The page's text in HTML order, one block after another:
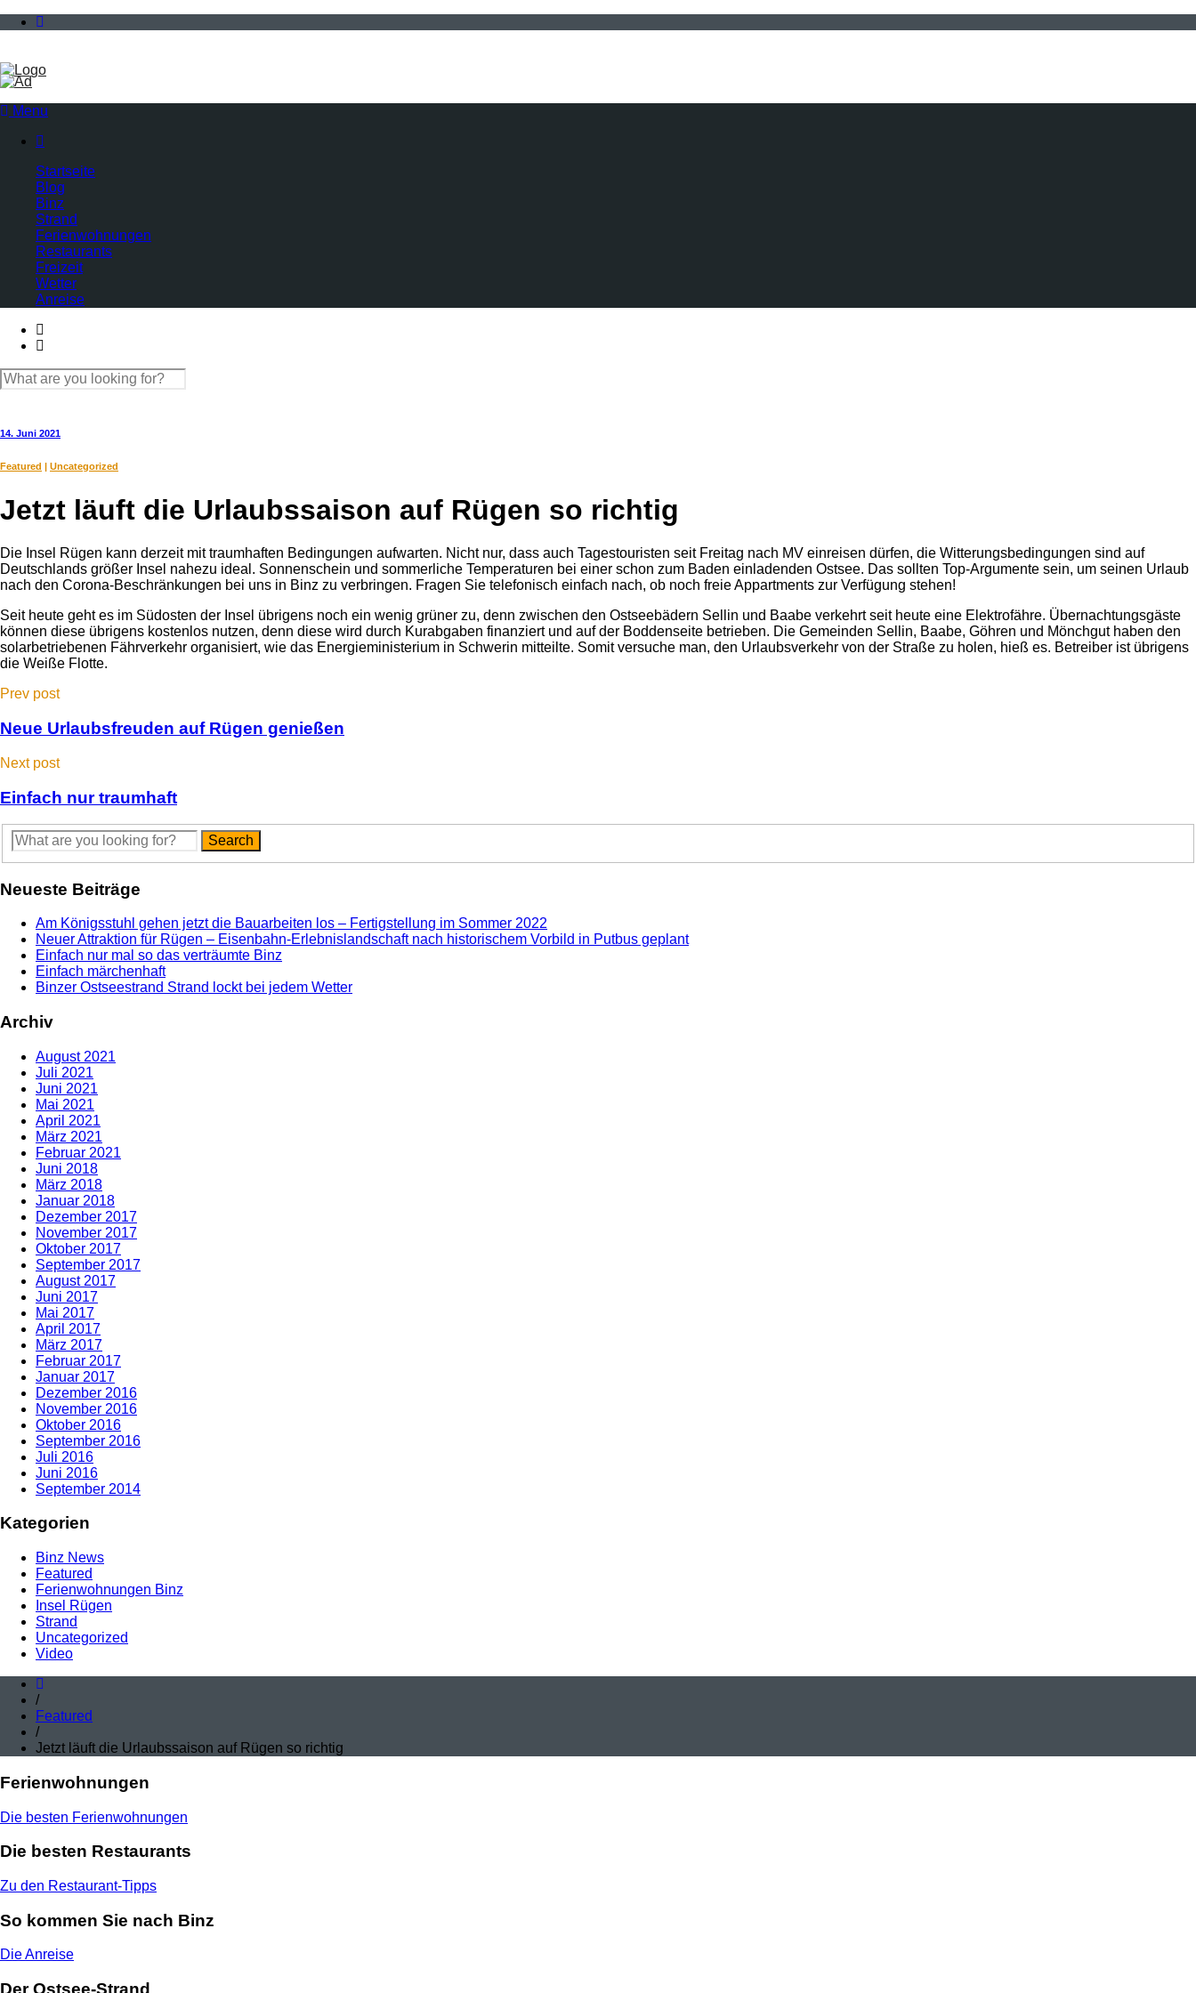
Menu

Startseite
Blog
Binz
Strand
Ferienwohnungen
Restaurants
Freizeit
Wetter
Anreise
14. Juni 2021
Featured | Uncategorized
Jetzt läuft die Urlaubssaison auf Rügen so richtig
Die Insel Rügen kann derzeit mit traumhaften Bedingungen aufwarten. Nicht nur, dass auch Tagestouristen seit Freitag nach MV einreisen dürfen, die Witterungsbedingungen sind auf
Deutschlands größer Insel nahezu ideal. Sonnenschein und sommerliche Temperaturen bei einer schon zum Baden einladenden Ostsee. Das sollten Top-Argumente sein, um seinen Urlaub
nach den Corona-Beschränkungen bei uns in Binz zu verbringen. Fragen Sie telefonisch einfach nach, ob noch freie Appartments zur Verfügung stehen!
Seit heute geht es im Südosten der Insel übrigens noch ein wenig grüner zu, denn zwischen den Ostseebädern Sellin und Baabe verkehrt seit heute eine Elektrofähre. Übernachtungsgäste
können diese übrigens kostenlos nutzen, denn diese wird durch Kurabgaben finanziert und auf der Boddenseite betrieben. Die Gemeinden Sellin, Baabe, Göhren und Mönchgut haben den
solarbetriebenen Fährverkehr organisiert, wie das Energieministerium in Schwerin mitteilte. Somit versuche man, den Urlaubsverkehr von der Straße zu holen, hieß es. Betreiber ist übrigens
die Weiße Flotte.
Prev post
Neue Urlaubsfreuden auf Rügen genießen
Next post
Einfach nur traumhaft
Neueste Beiträge
Am Königsstuhl gehen jetzt die Bauarbeiten los – Fertigstellung im Sommer 2022
Neuer Attraktion für Rügen – Eisenbahn-Erlebnislandschaft nach historischem Vorbild in Putbus geplant
Einfach nur mal so das verträumte Binz
Einfach märchenhaft
Binzer Ostseestrand Strand lockt bei jedem Wetter
Archiv
August 2021
Juli 2021
Juni 2021
Mai 2021
April 2021
März 2021
Februar 2021
Juni 2018
März 2018
Januar 2018
Dezember 2017
November 2017
Oktober 2017
September 2017
August 2017
Juni 2017
Mai 2017
April 2017
März 2017
Februar 2017
Januar 2017
Dezember 2016
November 2016
Oktober 2016
September 2016
Juli 2016
Juni 2016
September 2014
Kategorien
Binz News
Featured
Ferienwohnungen Binz
Insel Rügen
Strand
Uncategorized
Video
/
Featured
/
Jetzt läuft die Urlaubssaison auf Rügen so richtig
Ferienwohnungen
Die besten Ferienwohnungen
Die besten Restaurants
Zu den Restaurant-Tipps
So kommen Sie nach Binz
Die Anreise
Der Ostsee-Strand